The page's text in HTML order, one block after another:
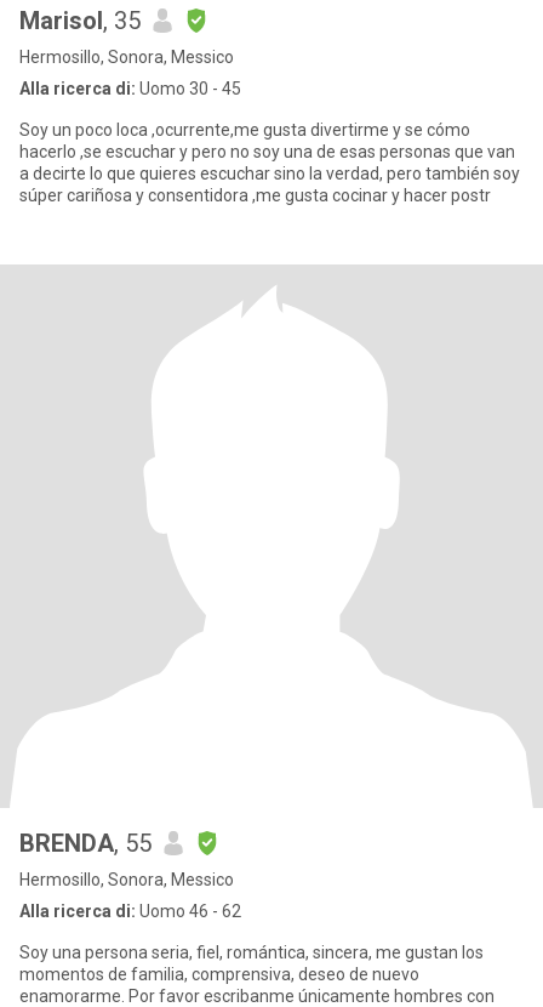
Marisol, 35
Hermosillo, Sonora, Messico
Alla ricerca di: Uomo 30 - 45
Soy un poco loca ,ocurrente,me gusta divertirme y se cómo
hacerlo ,se escuchar y pero no soy una de esas personas que van
a decirte lo que quieres escuchar sino la verdad, pero también soy
súper cariñosa y consentidora ,me gusta cocinar y hacer postr
BRENDA, 55
Hermosillo, Sonora, Messico
Alla ricerca di: Uomo 46 - 62
Soy una persona seria, fiel, romántica, sincera, me gustan los
momentos de familia, comprensiva, deseo de nuevo
enamorarme. Por favor escribanme únicamente hombres con